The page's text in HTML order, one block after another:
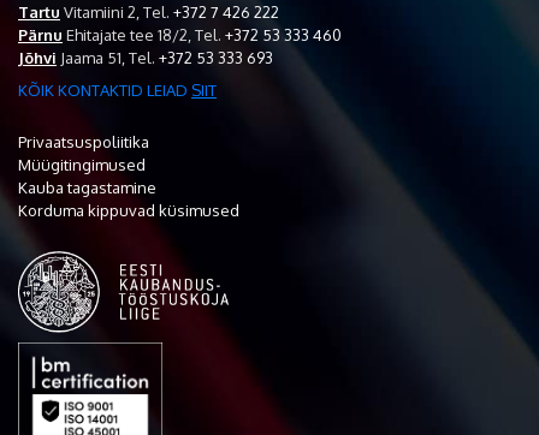
Tartu Vitamiini 2, Tel. +372 7 426 222
Pärnu Ehitajate tee 18/2, Tel. +372 53 333 460
Jõhvi Jaama 51, Tel. +372 53 333 693
KÕIK KONTAKTID LEIAD SIIT
Privaatsuspoliitika
Müügitingimused
Kauba tagastamine
Korduma kippuvad küsimused